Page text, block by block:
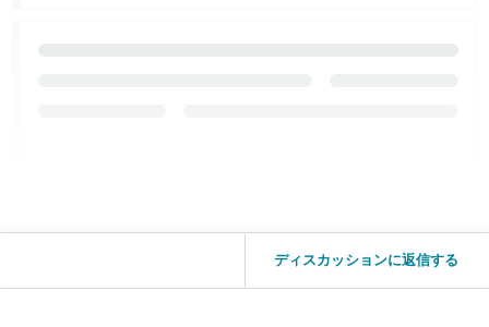
ディスカッションに返信する